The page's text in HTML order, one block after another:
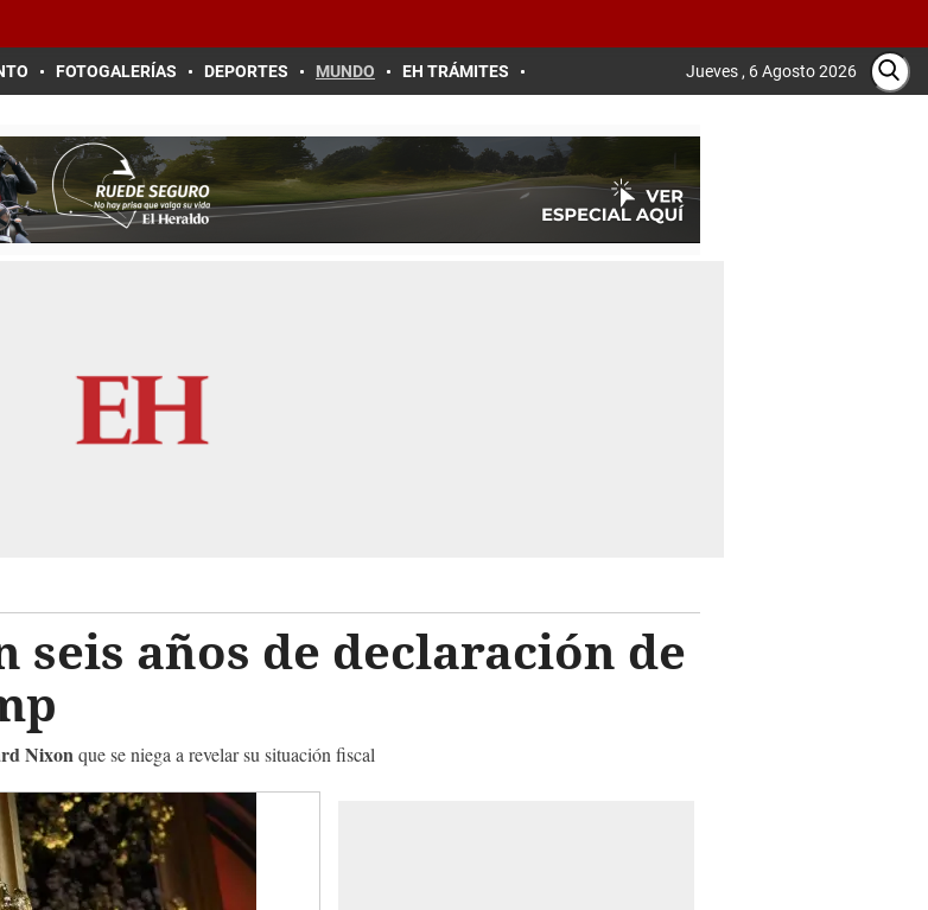
FOTOGALERÍAS DEPORTES MUNDO EH TRÁMITES Jueves , 6 Agosto 2026
seis años de declaración de
Nixonque se niega a revelar su situación fiscal